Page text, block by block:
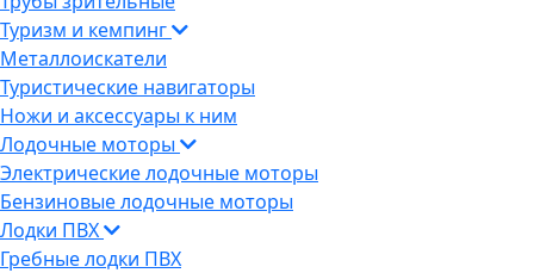
Туризм и кемпинг
Металлоискатели
Туристические навигаторы
Ножи и аксессуары к ним
Лодочные моторы
Электрические лодочные моторы
Бензиновые лодочные моторы
Лодки ПВХ
Гребные лодки ПВХ